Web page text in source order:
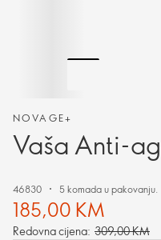
NOVAGE+
Vaša Anti-
46830 5 komada u pakovanju.
185,00 KM
Redovna cijena: 309,00 KM